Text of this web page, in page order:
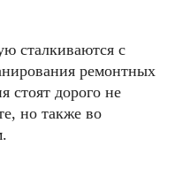
сталкиваются с
ремонтных
стоят дорого не
но также во